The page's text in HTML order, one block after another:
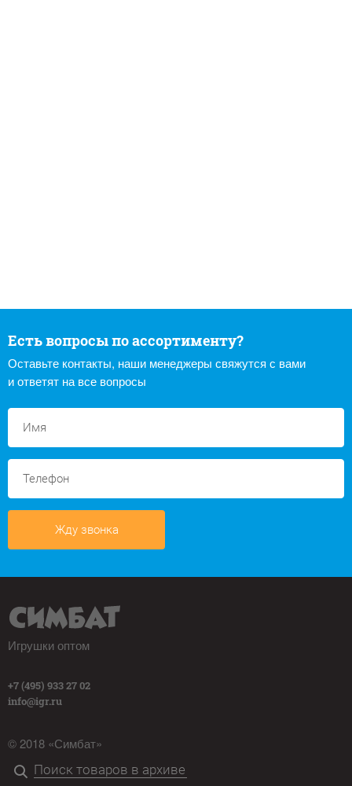
Есть вопросы по ассортименту?
Оставьте контакты, наши менеджеры свяжутся с вами
и ответят на все вопросы
Жду звонка
Игрушки оптом
+7 (495) 933 27 02
info@igr.ru
© 2018 «Симбат»